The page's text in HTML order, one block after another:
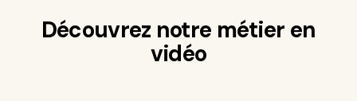
Découvrez notre métier en
vidéo